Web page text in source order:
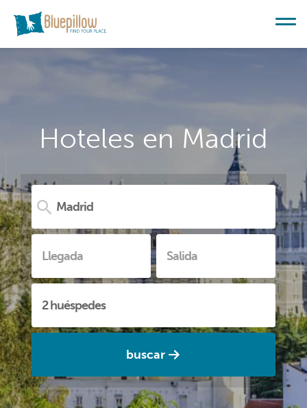
Hoteles en Madrid
buscar